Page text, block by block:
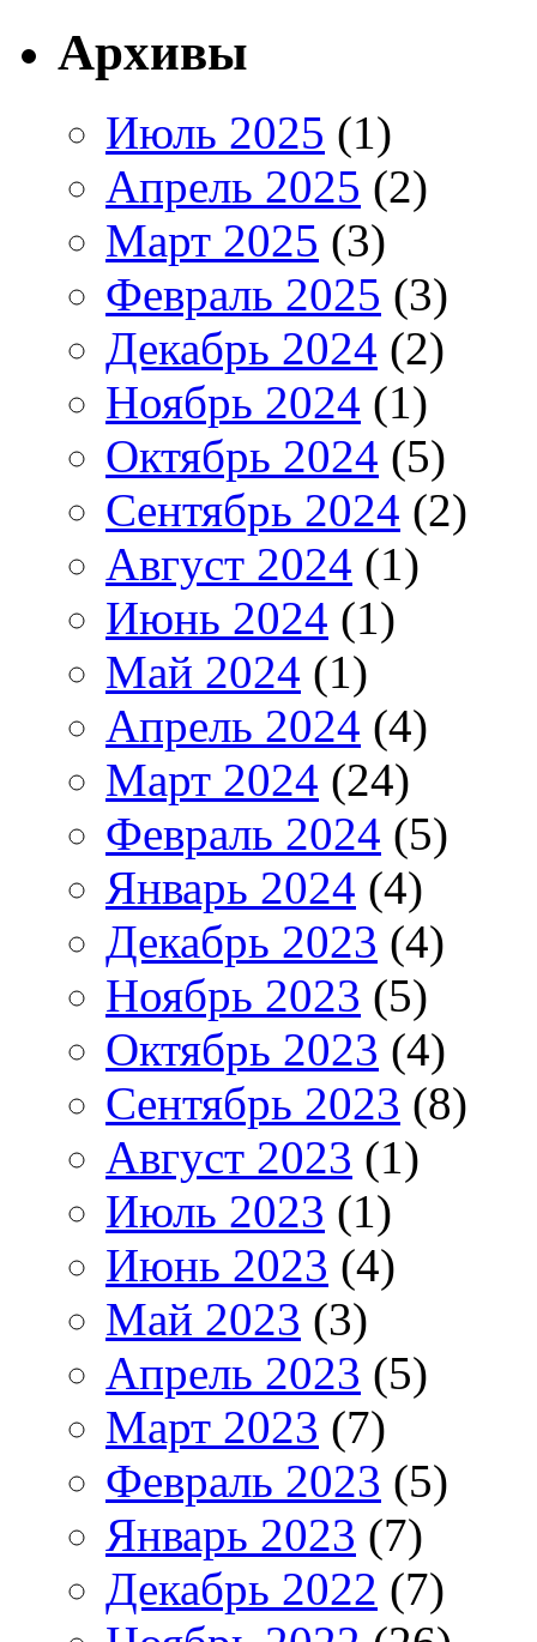
Архивы
Июль 2025 (1)
Апрель 2025 (2)
Март 2025 (3)
Февраль 2025 (3)
Декабрь 2024 (2)
Ноябрь 2024 (1)
Октябрь 2024 (5)
Сентябрь 2024 (2)
Август 2024 (1)
Июнь 2024 (1)
Май 2024 (1)
Апрель 2024 (4)
Март 2024 (24)
Февраль 2024 (5)
Январь 2024 (4)
Декабрь 2023 (4)
Ноябрь 2023 (5)
Октябрь 2023 (4)
Сентябрь 2023 (8)
Август 2023 (1)
Июль 2023 (1)
Июнь 2023 (4)
Май 2023 (3)
Апрель 2023 (5)
Март 2023 (7)
Февраль 2023 (5)
Январь 2023 (7)
Декабрь 2022 (7)